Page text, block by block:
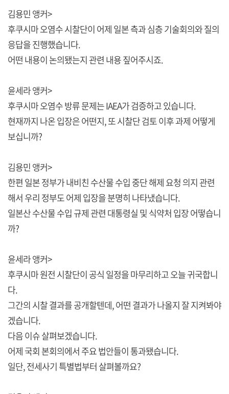
김용민 앵커>
후쿠시마 오염수 시찰단이 어제 일본 측과 심층 기술회의와 질의
응답을 진행했습니다.
어떤 내용이 논의됐는지 관련 내용 짚어주시죠.
윤세라 앵커>
후쿠시마 오염수 방류 문제는 IAEA가 검증하고 있습니다.
현재까지 나온 입장은 어떤지, 또 시찰단 검토 이후 과제 어떻게
보십니까?
김용민 앵커>
한편 일본 정부가 내비친 수산물 수입 중단 해제 요청 의지 관련
해서 우리 정부도 어제 입장을 분명히 나타냈습니다.
일본산 수산물 수입 규제 관련 대통령실 및 식약처 입장 어떻습니
까?
윤세라 앵커>
후쿠시마 원전 시찰단이 공식 일정을 마무리하고 오늘 귀국합니
다.
그간의 시찰 결과를 공개할텐데, 어떤 결과가 나올지 잘 지켜봐야
겠습니다.
다음 이슈 살펴보겠습니다.
어제 국회 본회의에서 주요 법안들이 통과됐습니다.
일단, 전세사기 특별법부터 살펴볼까요?